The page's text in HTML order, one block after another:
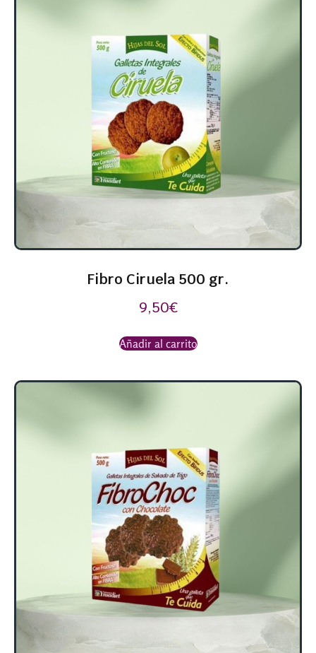
Fibro Ciruela 500 gr.
9,50€
Añadir al carrito